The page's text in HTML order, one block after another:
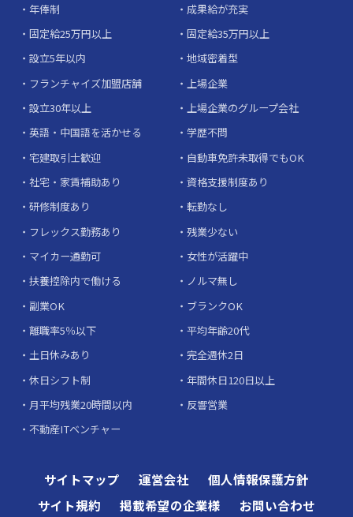
年俸制
成果給が充実
固定給25万円以上
固定給35万円以上
設立5年以内
地域密着型
フランチャイズ加盟店舗
上場企業
設立30年以上
上場企業のグループ会社
英語・中国語を活かせる
学歴不問
宅建取引士歓迎
自動車免許未取得でもOK
社宅・家賃補助あり
資格支援制度あり
研修制度あり
転勤なし
フレックス勤務あり
残業少ない
マイカー通勤可
女性が活躍中
扶養控除内で働ける
ノルマ無し
副業OK
ブランクOK
離職率5％以下
平均年齢20代
土日休みあり
完全週休2日
休日シフト制
年間休日120日以上
月平均残業20時間以内
反響営業
不動産ITベンチャー
サイトマップ 運営会社
個人情報保護方針
サイト規約
掲載希望の企業様 お問い合わせ